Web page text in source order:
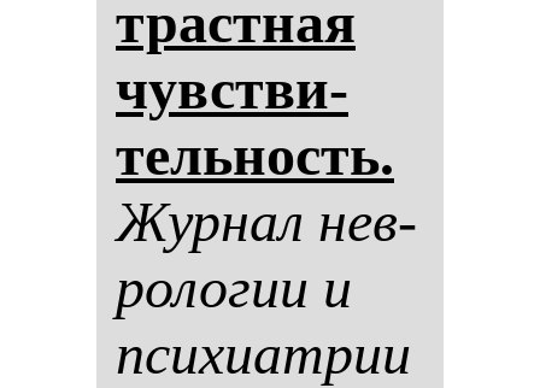
трастная
чувстви­
тель­ность.
Жур­нал нев­
ро­ло­гии и
пси­хи­ат­рии